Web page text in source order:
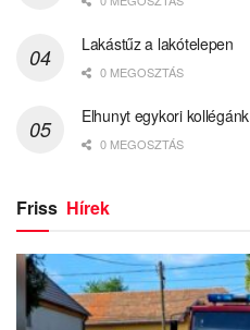
Lakástűz a lakótelepen
0 MEGOSZTÁS
Elhunyt egykori kollégánk
0 MEGOSZTÁS
Friss Hírek